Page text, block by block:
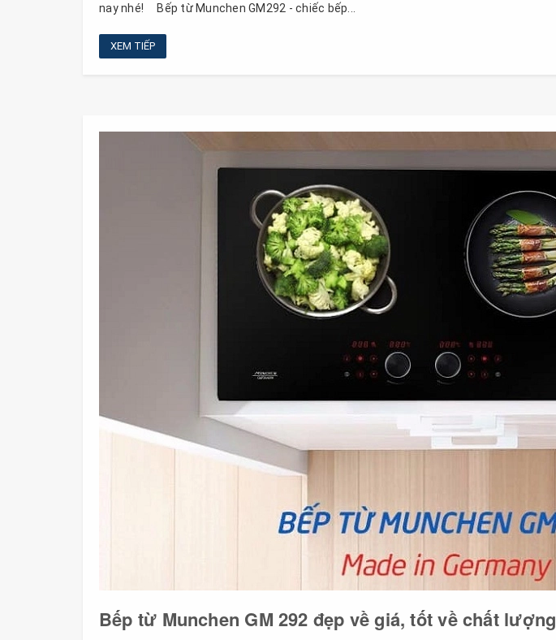
nay nhé! Bếp từ Munchen GM292 - chiếc bếp...
XEM TIẾP
Bếp từ Munchen GM 292 đẹp về giá, tốt về chất lượng